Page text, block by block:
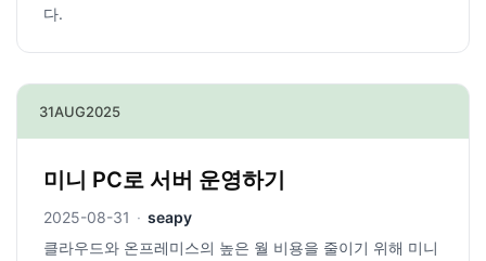
다.
31AUG2025
미니 PC로 서버 운영하기
2025-08-31 · seapy
클라우드와 온프레미스의 높은 월 비용을 줄이기 위해 미니